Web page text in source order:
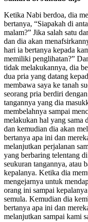
Ketika Nabi berdoa, dia
bertanya, “Siapakah di
malam?” Jika salah satu
dan dia akan
hari ia bertanya kepada
memiliki penglihatan?”
tidak melakukannya, dia
dua pria yang datang
membawa saya ke tanah
seorang pria berdiri
tangannya yang dia
membelahnya sampai
melakukan hal yang sama
dan kemudian dia akan
bertanya apa ini dan
melanjutkan perjalanan
yang berbaring telentang
seukuran tangannya, atau
kepalanya. Ketika dia
mengejarnya untuk
orang ini sampai
semula. Kemudian dia
bertanya apa ini dan
melanjutkan sampai kami